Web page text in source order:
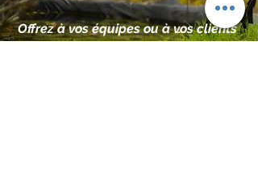
Offrez à vos équipes ou à vos clients